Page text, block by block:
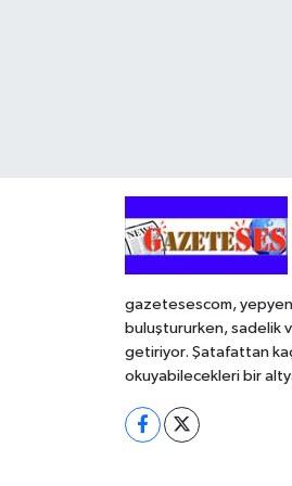
gazetesescom,
buluştururken, sadelik
getiriyor. Şatafattan
okuyabilecekleri bir